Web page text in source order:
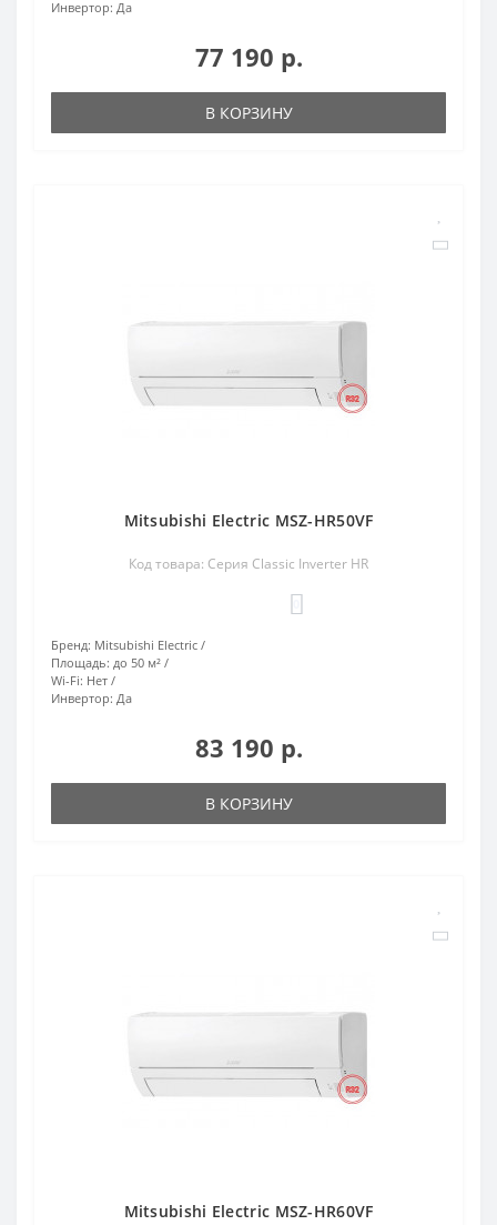
Инвертор: Да
77 190 р.
В КОРЗИНУ
Mitsubishi Electric MSZ-HR50VF
Код товара: Серия Classic Inverter HR
Бренд: Mitsubishi Electric
Площадь: до 50 м²
Wi-Fi: Нет
Инвертор: Да
83 190 р.
В КОРЗИНУ
Mitsubishi Electric MSZ-HR60VF